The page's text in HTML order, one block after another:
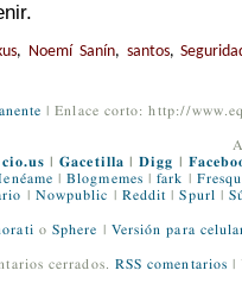
, Noemí Sanín, santos,
| Enlace corto: http://
|Gacetilla |Digg
|Blogmemes |fark
Nowpublic Reddit |Spurl |
o Sphere Versión para
cerrados. RSS comentarios |